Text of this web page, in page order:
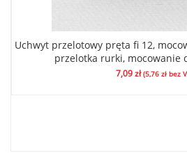
Uchwyt przelotowy pręta fi 12,
przelotka rurki, mocowanie
7,09zł (5,76 zł bez